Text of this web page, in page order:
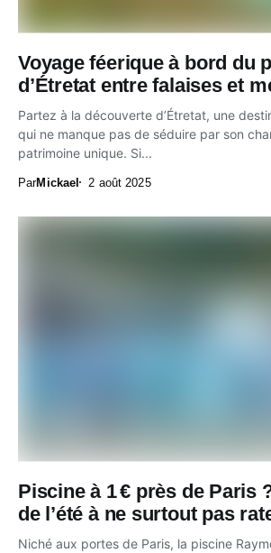
Voyage féerique à bord du
d’Étretat entre falaises et
Partez à la découverte d’Étretat, une
qui ne manque pas de séduire par son
patrimoine unique. Si...
ParMickael 2 août 2025
Piscine à 1 € près de Paris
de l’été à ne surtout pas
Niché aux portes de Paris, la piscine